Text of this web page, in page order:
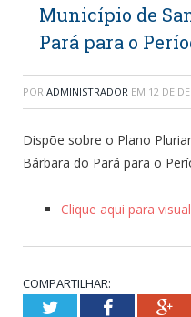
Município de
Pará para o
POR ADMINISTRADOR EM 12 DE
Dispõe sobre o Plano
Bárbara do Pará para o
Clique aqui para
COMPARTILHAR:
TwitterFacebook